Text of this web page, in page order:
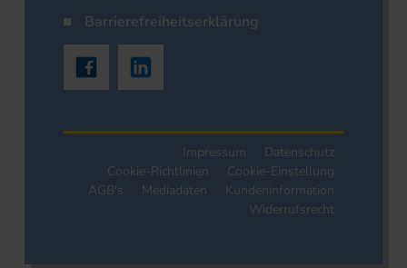
Barrierefreiheitserklärung
Impressum
Datenschutz
Cookie-Richtlinien
Cookie-Einstellung
AGB's
Mediadaten
Kundeninformation
Widerrufsrecht